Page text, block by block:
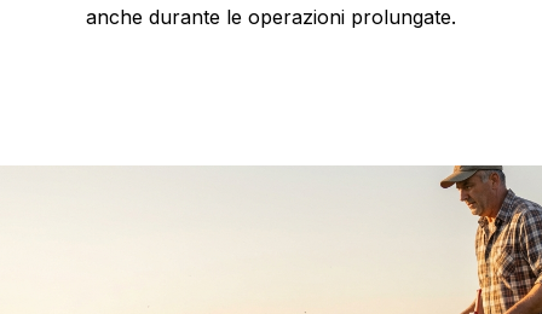
anche durante le operazioni prolungate.